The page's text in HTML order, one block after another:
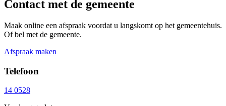
Contact met de gemeente
Maak online een afspraak voordat u langskomt op het gemeentehuis.
Of bel met de gemeente.
Afspraak maken
Telefoon
14 0528